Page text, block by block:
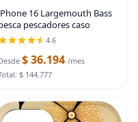
16 Largemouth Bass
pescadores caso
4.6
$ 36.194 /mes
$ 144.777